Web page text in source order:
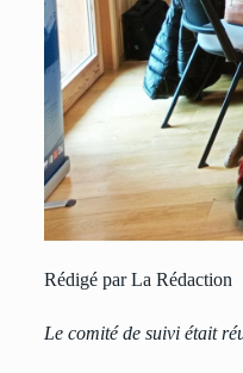
Rédigé par La Rédaction
Le comité de suivi était